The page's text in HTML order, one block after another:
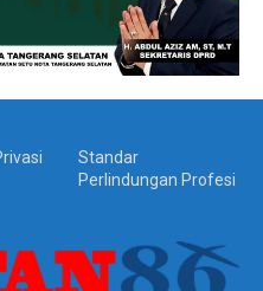
Standar
Perlindungan Profesi